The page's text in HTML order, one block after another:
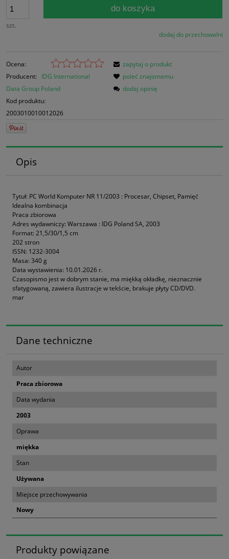
szt.
do koszyka
dodaj do przechowalni
Ocena:
Producent:
IDG International
Data Group Poland
Kod produktu:
2003010010012026
zapytaj o produkt
poleć znajomemu
dodaj opinię
Opis
Tytuł: PC World Komputer NR 11/2003 : Procesar, Chipset, Pamięć
Idealna kombinacja
Praca zbiorowa
Adres wydawniczy: Warszawa : IDG Poland SA, 2003
Format: 21,5/30/1,5 cm
202 stron
ISSN: 1232-3004
Masa: 340 g
Data wystawienia: 10.01.2026 r.
Czasopismo jest w dobrym stanie, ma miękką okładkę, nieznacznie
sfatygowaną, zawiera ilustracje w tekście, brakuje płyty CD/DVD.
mar
Dane techniczne
Autor
Praca zbiorowa
Data wydania
2003
Oprawa
miękka
Stan
Używana
Miejsce przechowywania
Nowy
Produkty powiązane